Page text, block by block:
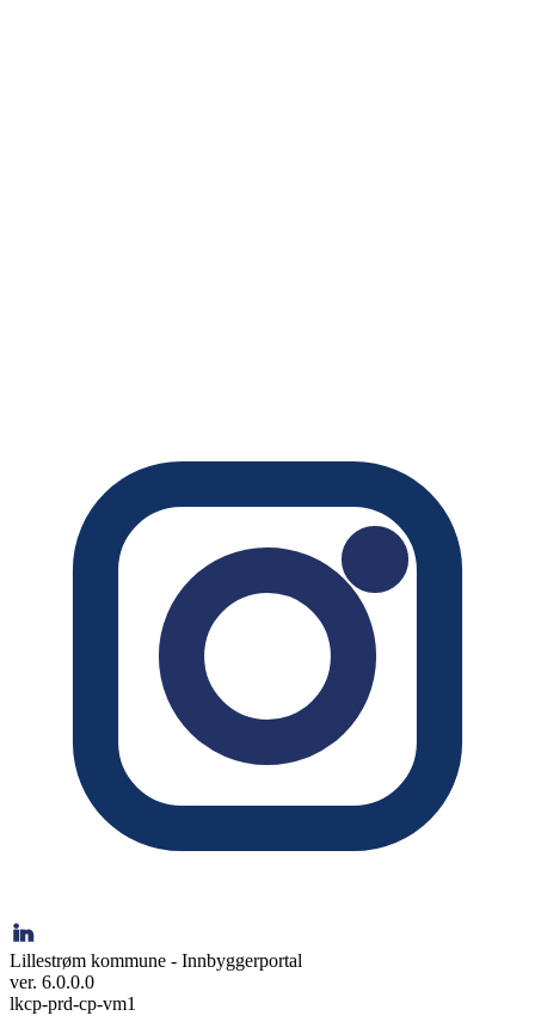
Lillestrøm kommune - Innbyggerportal
ver. 6.0.0.0
lkcp-prd-cp-vm1